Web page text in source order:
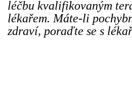
léčbu kvalifikovaným
lékařem. Máte-li
zdraví, poraďte se s